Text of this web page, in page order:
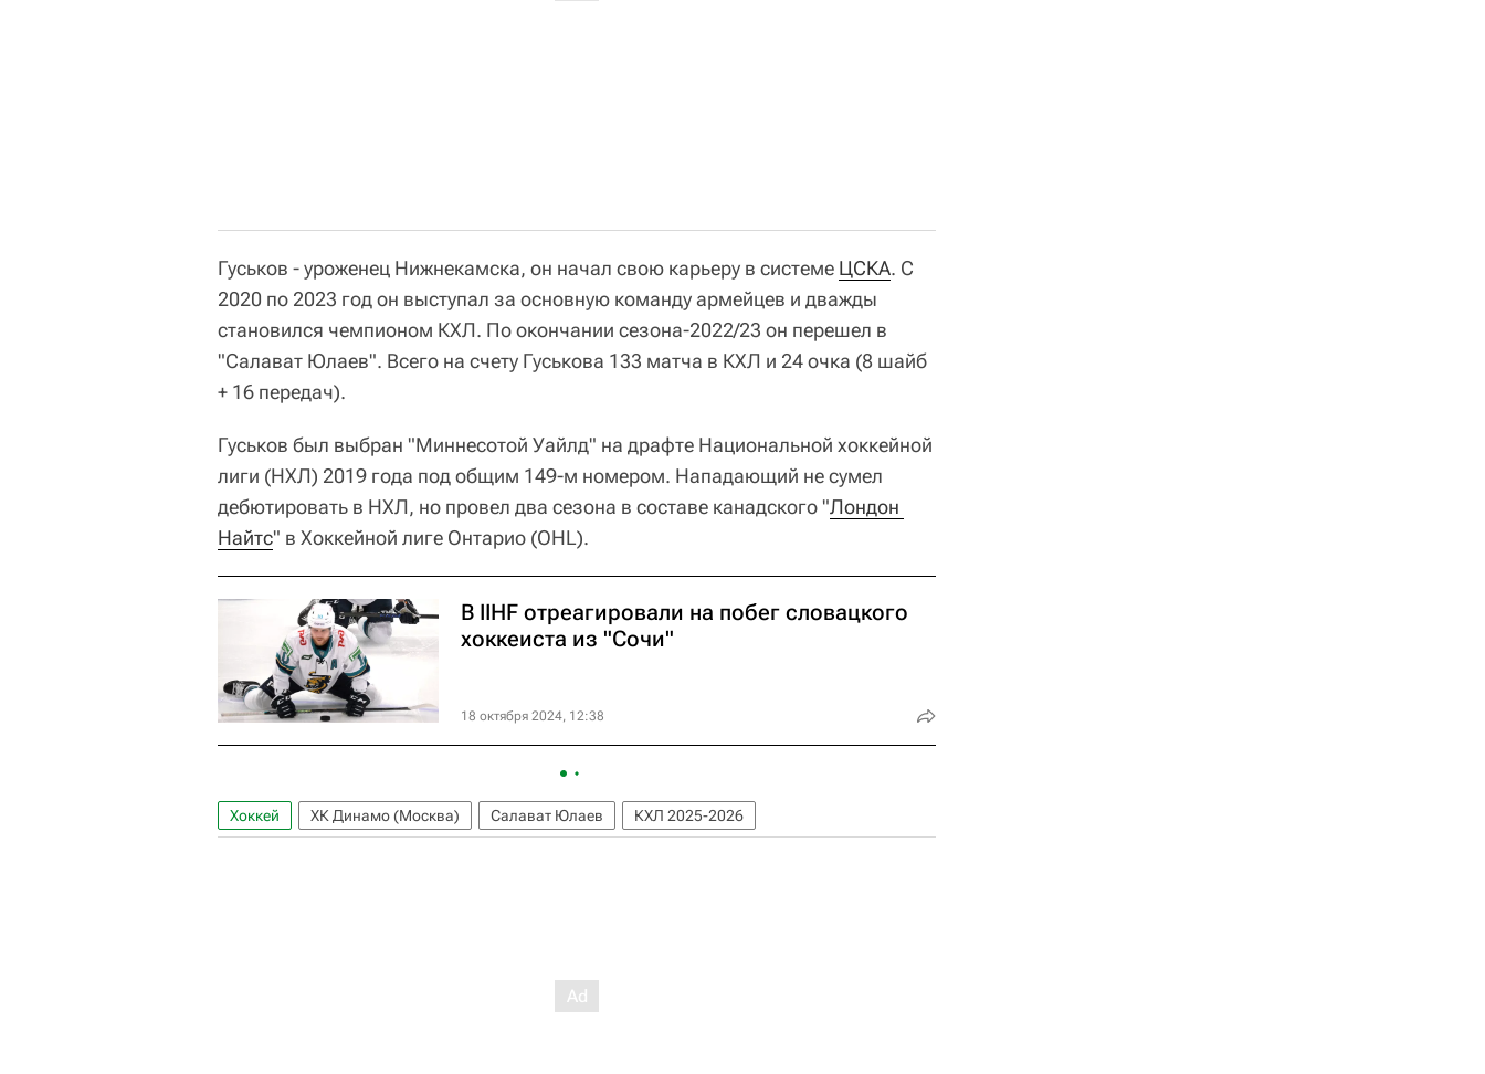
Гуськов - уроженец Нижнекамска, он начал свою карьеру в системе ЦСКА. С
2020 по 2023 год он выступал за основную команду армейцев и дважды
становился чемпионом КХЛ. По окончании сезона-2022/23 он перешел в
"Салават Юлаев". Всего на счету Гуськова 133 матча в КХЛ и 24 очка (8 шайб
+ 16 передач).
Гуськов был выбран "Миннесотой Уайлд" на драфте Национальной хоккейной
лиги (НХЛ) 2019 года под общим 149-м номером. Нападающий не сумел
дебютировать в НХЛ, но провел два сезона в составе канадского "Лондон
Найтс" в Хоккейной лиге Онтарио (OHL).
В IIHF отреагировали на побег словацкого
хоккеиста из "Сочи"
18 октября 2024, 12:38
Хоккей ХК Динамо (Москва) Салават Юлаев КХЛ 2025-2026